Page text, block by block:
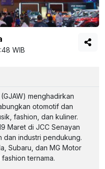
WIB
menghadirkan
otomotif dan
fashion, dan kuliner.
Maret di JCC Senayan
industri pendukung.
Subaru, dan MG Motor
ternama.